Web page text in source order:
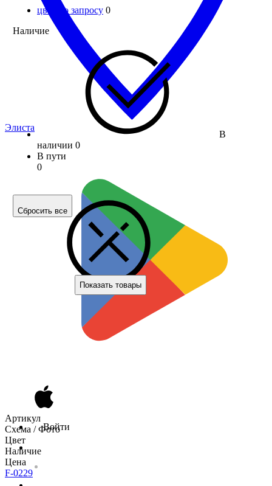
Элиста
Войти
цвет по запросу 0
Наличие
В
наличии 0
В пути
0
Сбросить все
Показать товары
Артикул
Схема / Фото
Цвет
Наличие
Цена
F-0229